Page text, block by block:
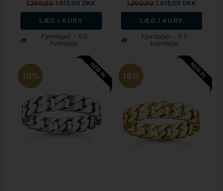
1.200,001.013,00 DKK
LÆG I KURV
Fjernlager - 3-5
hverdage
1.200,001.013,00 DKK
LÆG I KURV
Fjernlager - 3-5
hverdage
19% 18%